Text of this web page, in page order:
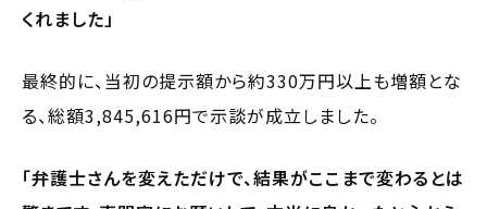
くれました」
最終的に、当初の提示額から約330万円以上も増額とな
る、総額3,845,616円で示談が成立しました。
「弁護士さんを変えただけで、結果がここまで変わるとは